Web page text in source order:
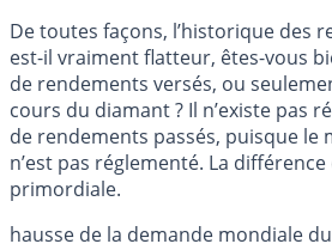
De toutes façons, l’historique des
est-il vraiment flatteur, êtes-vous
de rendements versés, ou
cours du diamant ? Il n’existe pas
de rendements passés, puisque le
n’est pas réglementé. La
primordiale.
hausse de la demande mondiale